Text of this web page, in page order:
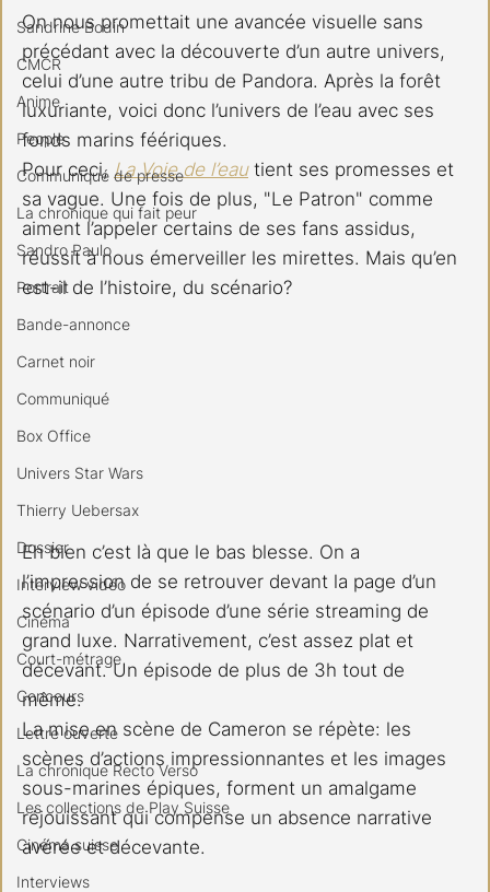
Sandrine Bodin
CMCR
Anime
People
Communiqué de presse
La chronique qui fait peur
Sandro Paulo
Portrait
Bande-annonce
Carnet noir
Communiqué
Box Office
Univers Star Wars
Thierry Uebersax
Dossier
Interview vidéo
Cinéma
Court-métrage
Concours
Lettre ouverte
La chronique Recto Verso
Les collections de Play Suisse
Cinéma suisse
Interviews
On nous promettait une avancée visuelle sans
précédant avec la découverte d’un autre univers,
celui d’une autre tribu de Pandora. Après la forêt
luxuriante, voici donc l’univers de l’eau avec ses
fonds marins féériques.
Pour ceci, La Voie de l’eau tient ses promesses et
sa vague. Une fois de plus, "Le Patron" comme
aiment l’appeler certains de ses fans assidus,
réussit à nous émerveiller les mirettes. Mais qu’en
est-il de l’histoire, du scénario?
Eh bien c’est là que le bas blesse. On a
l’impression de se retrouver devant la page d’un
scénario d’un épisode d’une série streaming de
grand luxe. Narrativement, c’est assez plat et
décevant. Un épisode de plus de 3h tout de
même.
La mise en scène de Cameron se répète: les
scènes d’actions impressionnantes et les images
sous-marines épiques, forment un amalgame
réjouissant qui compense un absence narrative
avérée et décevante.